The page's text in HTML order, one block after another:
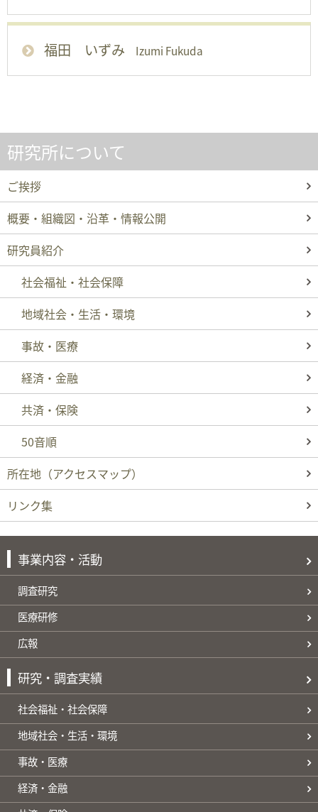
福田 いずみ Izumi Fukuda
研究所について
ご挨拶
概要・組織図・沿革・情報公開
研究員紹介
社会福祉・社会保障
地域社会・生活・環境
事故・医療
経済・金融
共済・保険
50音順
所在地 （アクセスマップ）
リンク集
事業内容・活動
調査研究
医療研修
広報
研究・調査実績
社会福祉・社会保障
地域社会・生活・環境
事故・医療
経済・金融